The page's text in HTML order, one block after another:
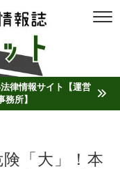
律情報サイト【運営
所】
「大」！本